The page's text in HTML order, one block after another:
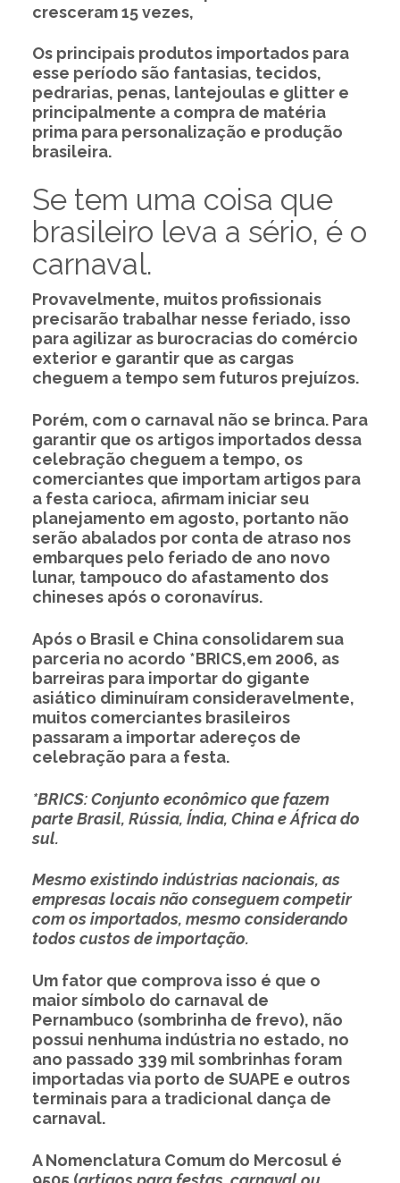
cresceram 15 vezes,
Os principais produtos importados para
esse período são fantasias, tecidos,
pedrarias, penas, lantejoulas e glitter e
principalmente a compra de matéria
prima para personalização e produção
brasileira.
Se tem uma coisa que
brasileiro leva a sério, é o
carnaval.
Provavelmente, muitos profissionais
precisarão trabalhar nesse feriado, isso
para agilizar as burocracias do comércio
exterior e garantir que as cargas
cheguem a tempo sem futuros prejuízos.
Porém, com o carnaval não se brinca. Para
garantir que os artigos importados dessa
celebração cheguem a tempo, os
comerciantes que importam artigos para
a festa carioca, afirmam iniciar seu
planejamento em agosto, portanto não
serão abalados por conta de atraso nos
embarques pelo feriado de ano novo
lunar, tampouco do afastamento dos
chineses após o coronavírus.
Após o Brasil e China consolidarem sua
parceria no acordo *BRICS,em 2006, as
barreiras para importar do gigante
asiático diminuíram consideravelmente,
muitos comerciantes brasileiros
passaram a importar adereços de
celebração para a festa.
*BRICS: Conjunto econômico que fazem
parte Brasil, Rússia, Índia, China e África do
sul.
Mesmo existindo indústrias nacionais, as
empresas locais não conseguem competir
com os importados, mesmo considerando
todos custos de importação.
Um fator que comprova isso é que o
maior símbolo do carnaval de
Pernambuco (sombrinha de frevo), não
possui nenhuma indústria no estado, no
ano passado 339 mil sombrinhas foram
importadas via porto de SUAPE e outros
terminais para a tradicional dança de
carnaval.
A Nomenclatura Comum do Mercosul é